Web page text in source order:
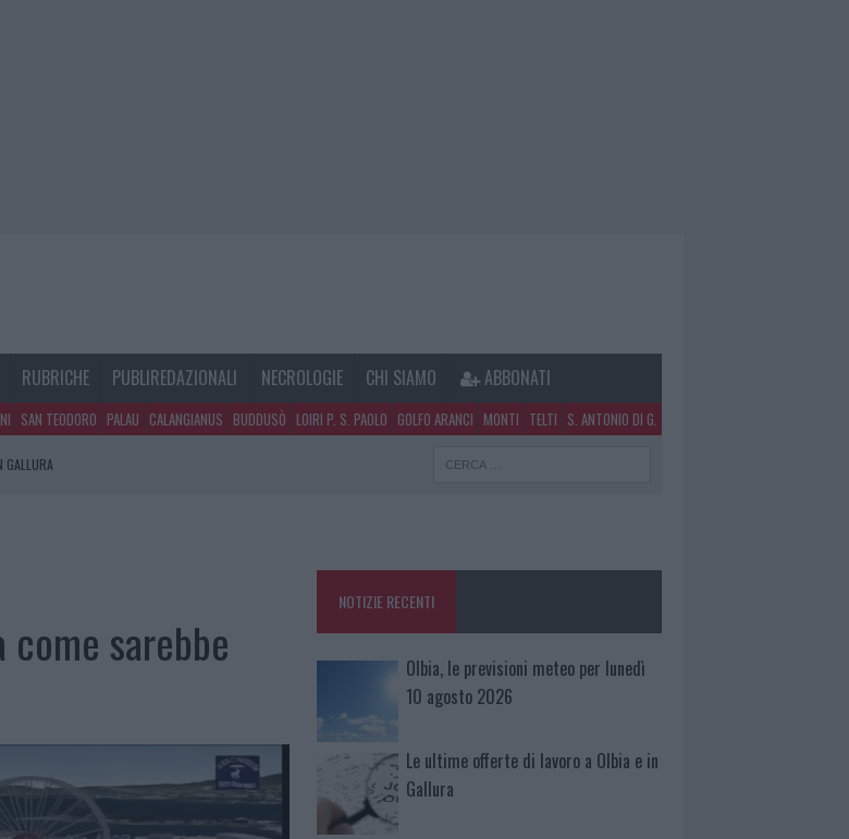
RUBRICHE PUBLIREDAZIONALI NECROLOGIE CHI SIAMO ABBONATI
SAN TEODORO PALAU CALANGIANUS BUDDUSÒ LOIRI P. S. PAOLO GOLFO ARANCI MONTI TELTI S. ANTONIO DI G.
GALLURA
sarebbe
NOTIZIE RECENTI
Olbia, le previsioni meteo per lunedì
10 agosto 2026
Le ultime offerte di lavoro a Olbia e in
Gallura